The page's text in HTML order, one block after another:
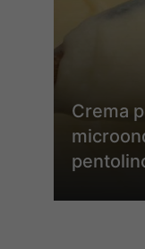
Crema